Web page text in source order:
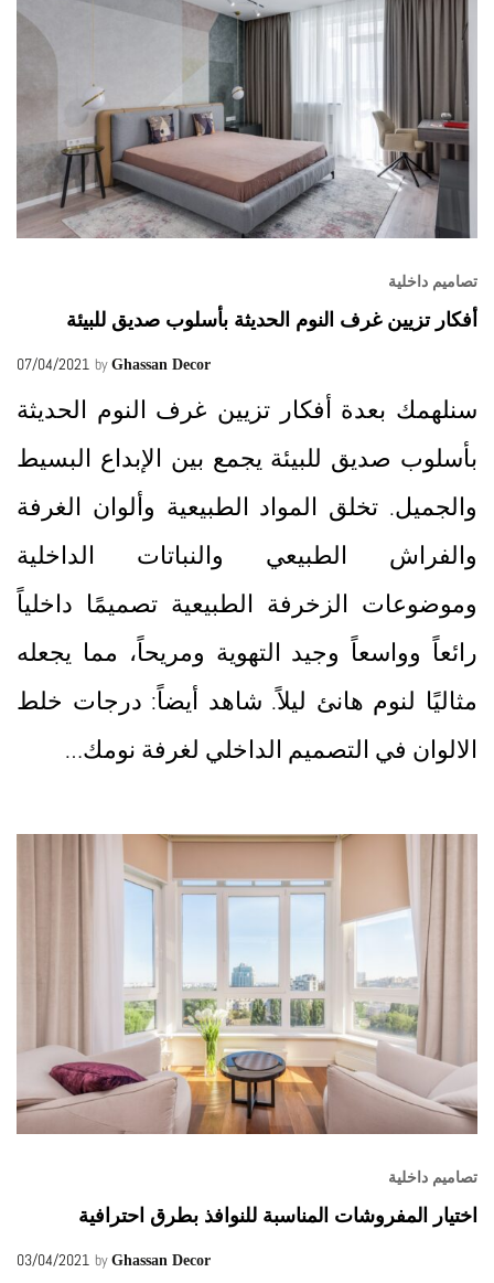
تصاميم داخلية
أفكار تزيين غرف النوم الحديثة بأسلوب صديق للبيئة
07/04/2021 by Ghassan Decor
سنلهمك بعدة أفكار تزيين غرف النوم الحديثة
بأسلوب صديق للبيئة يجمع بين الإبداع البسيط
والجميل. تخلق المواد الطبيعية وألوان الغرفة
والفراش الطبيعي والنباتات الداخلية
وموضوعات الزخرفة الطبيعية تصميمًا داخلياً
رائعاً وواسعاً وجيد التهوية ومريحاً، مما يجعله
مثاليًا لنوم هانئ ليلاً. شاهد أيضاً: درجات خلط
الالوان في التصميم الداخلي لغرفة نومك…
تصاميم داخلية
اختيار المفروشات المناسبة للنوافذ بطرق احترافية
03/04/2021 by Ghassan Decor